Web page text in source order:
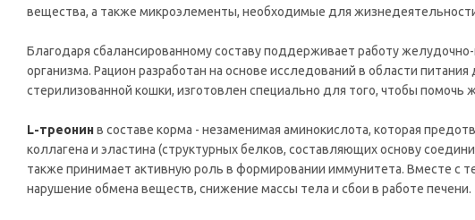
вещества, а также микроэлементы, необходимые для
Благодаря сбалансированному составу поддерживает работу
организма. Рацион разработан на основе исследований в области
стерилизованной кошки, изготовлен специально для того, чтобы
L-треонинв составе корма - незаменимая аминокислота, которая
коллагена и эластина (структурных белков, составляющих основу
также принимает активную роль в формировании иммунитета. Вместе с
нарушение обмена веществ, снижение массы тела и сбои в работе печени.